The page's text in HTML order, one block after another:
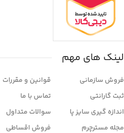
لینک های مهم
فروش سازمانی
ثبت گارانتی
اندازه گیری سایز پا
مجله مسترچرم
قوانین و مقررات
تماس با ما
سوالات متداول
فروش اقساطی